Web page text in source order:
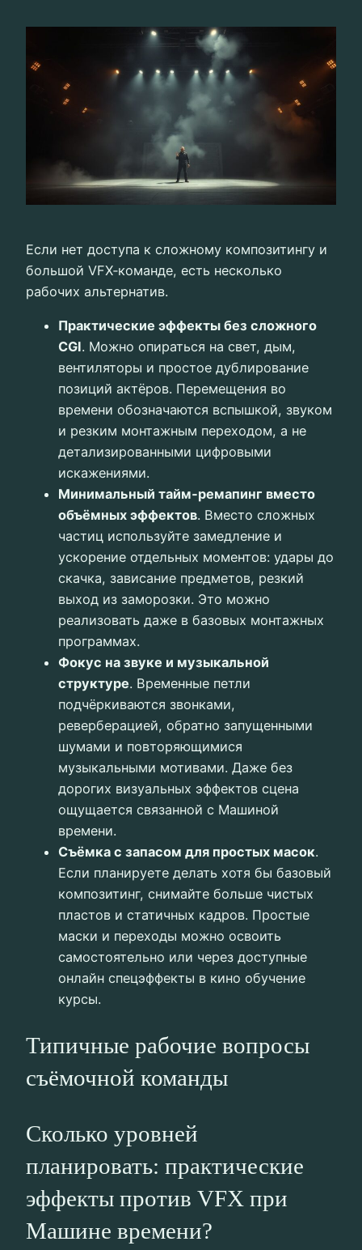
Если нет доступа к сложному композитингу и
большой VFX‑команде, есть несколько
рабочих альтернатив.
Практические эффекты без сложного
CGI. Можно опираться на свет, дым,
вентиляторы и простое дублирование
позиций актёров. Перемещения во
времени обозначаются вспышкой, звуком
и резким монтажным переходом, а не
детализированными цифровыми
искажениями.
Минимальный тайм‑ремапинг вместо
объёмных эффектов. Вместо сложных
частиц используйте замедление и
ускорение отдельных моментов: удары до
скачка, зависание предметов, резкий
выход из заморозки. Это можно
реализовать даже в базовых монтажных
программах.
Фокус на звуке и музыкальной
структуре. Временные петли
подчёркиваются звонками,
реверберацией, обратно запущенными
шумами и повторяющимися
музыкальными мотивами. Даже без
дорогих визуальных эффектов сцена
ощущается связанной с Машиной
времени.
Съёмка с запасом для простых масок.
Если планируете делать хотя бы базовый
композитинг, снимайте больше чистых
пластов и статичных кадров. Простые
маски и переходы можно освоить
самостоятельно или через доступные
онлайн спецэффекты в кино обучение
курсы.
Типичные рабочие вопросы
съёмочной команды
Сколько уровней
планировать: практические
эффекты против VFX при
Машине времени?